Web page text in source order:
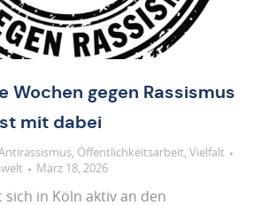
Wochen gegen Rassismus
mit dabei
, Öffentlichkeitsarbeit, Vielfalt
März 18, 2026
sich in Köln aktiv an den